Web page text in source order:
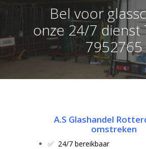
Bel voor
onze 24/7 dienst
7952765
A.S Glashandel
omstreken
✅ 24/7